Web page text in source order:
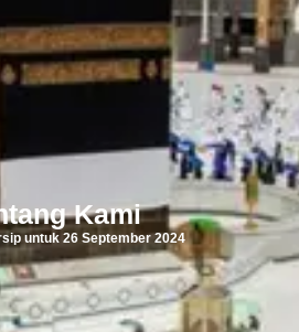
Kami
untuk 26 September 2024